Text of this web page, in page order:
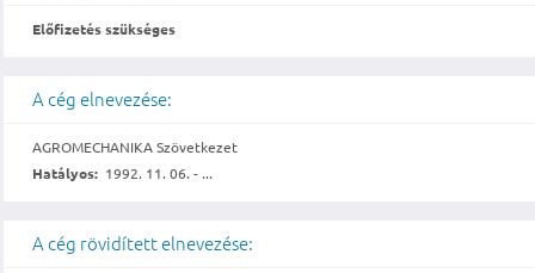
Előfizetés szükséges
A cég elnevezése:
AGROMECHANIKA Szövetkezet
Hatályos: 1992. 11. 06. - ...
A cég rövidített elnevezése: